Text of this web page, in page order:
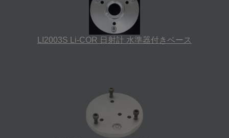
LI2003S Li-COR 日射計 水準器付きベース